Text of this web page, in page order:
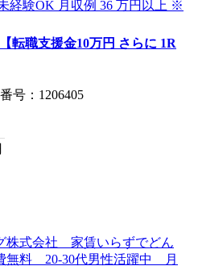
転職支援金10万円 さらに 1R
号：1206405